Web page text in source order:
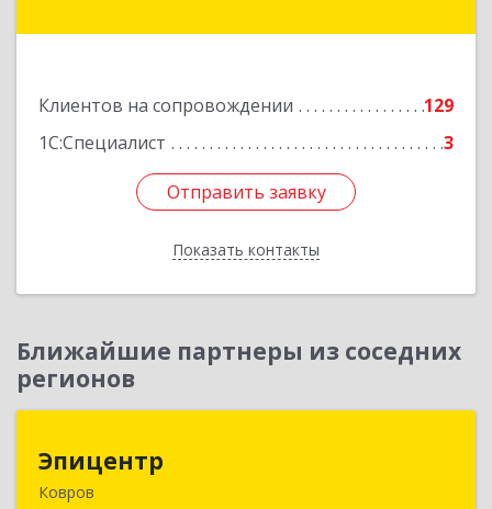
Клиентов на сопровождении
129
1С:Специалист
3
Отправить заявку
Показать контакты
Отправить заявку
Назад
Ближайшие партнеры из соседних
регионов
Эпицентр
Ковров
601900, Владимирская обл, Ковров г, Барсукова